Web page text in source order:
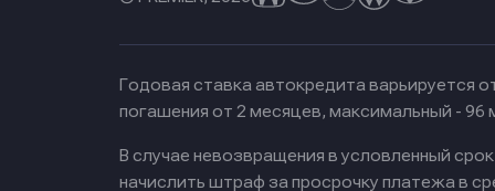
Годовая ставка автокредита варьируется
погашения от 2 месяцев, максимальный - 96
В случае невозвращения в условленный
начислить штраф за просрочку платежа в